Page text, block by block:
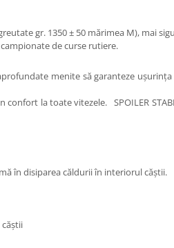
gr. 1350 ± 50 mărimea M), mai
de curse rutiere.
menite să garanteze
la toate vitezele. SPOILER
în disiparea căldurii în interiorul căștii.
căștii